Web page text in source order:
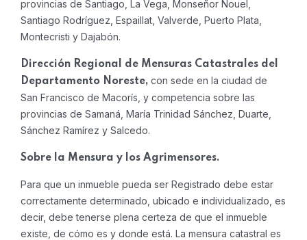
provincias de Santiago, La Vega, Monseñor Nouel,
Santiago Rodríguez, Espaillat, Valverde, Puerto Plata,
Montecristi y Dajabón.
Dirección Regional de Mensuras Catastrales del
Departamento Noreste, con sede en la ciudad de
San Francisco de Macorís, y competencia sobre las
provincias de Samaná, María Trinidad Sánchez, Duarte,
Sánchez Ramírez y Salcedo.
Sobre la Mensura y los Agrimensores.
Para que un inmueble pueda ser Registrado debe estar
correctamente determinado, ubicado e individualizado, es
decir, debe tenerse plena certeza de que el inmueble
existe, de cómo es y donde está. La mensura catastral es